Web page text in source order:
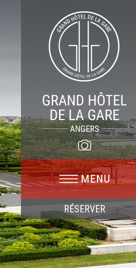
RÉSERVER